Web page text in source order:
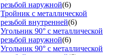
резьбой наружной(6)
Тройник с металлической
резьбой внутренней(6)
Угольник 90° с металлической
резьбой наружной(6)
Угольник 90° с металлической